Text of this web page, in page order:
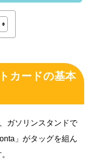
カードの基本
ガソリンスタンドで
」がタッグを組ん